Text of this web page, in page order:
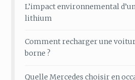
L’impact environnemental
lithium
Comment recharger une
borne ?
Quelle Mercedes choisir en